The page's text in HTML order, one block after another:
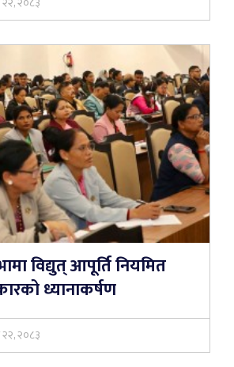
विद्युत् आपूर्ति नियमित
ध्यानाकर्षण
२२, २०८३